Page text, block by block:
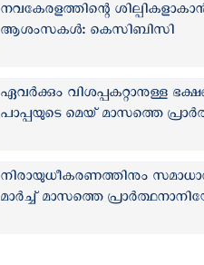
നവകേരളത്തിന്റെ
ആശംസകള്‍: കെസിബിസി
ഏവർക്കും വിശപ്പകറ്റാനുള്ള
പാപ്പയുടെ മെയ്‌ മാസത്തെ
നിരായുധീകരണത്തിനും
മാര്‍ച്ച് മാസത്തെ